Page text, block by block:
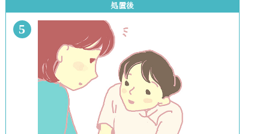
処置後
5